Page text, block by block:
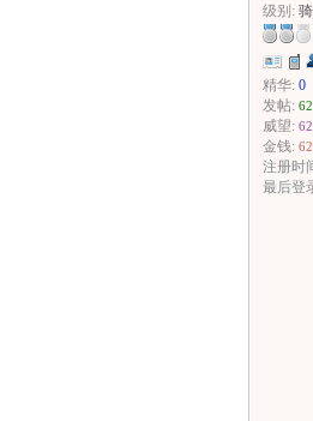
级别:
精华: 0
发帖: 62
威望:
金钱:
注册时
最后登